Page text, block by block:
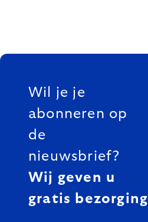
FOOTER
Wil je je
abonneren op
de
nieuwsbrief?
Wij geven u
gratis bezorging